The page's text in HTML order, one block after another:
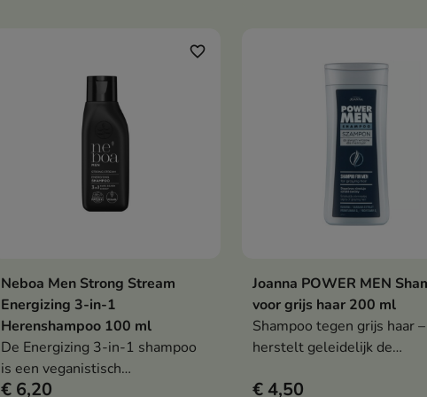
het zacht en glanzend en
voor een langdurig fris
In winkelwagen
favorite_border
Neboa Men Strong Stream
Energizing 3-in-1
Herenshampoo 100 ml
De Energizing 3-in-1 shampoo
is een veganistisch
cosmeticaproduct voor mannen
€ 6,20
 In
Joanna POWER MEN
voor grijs haar 200 ml
Shampoo tegen grijs haar –
herstelt geleidelijk de
hydrateert dankzij guarana-
€ 4,50